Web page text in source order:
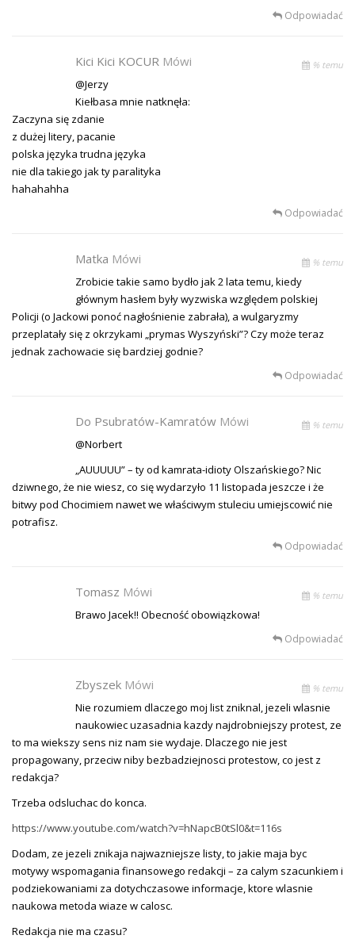
Odpowiadać
Kici Kici KOCUR Mówi % temu
@Jerzy
Kiełbasa mnie natknęła:
Zaczyna się zdanie
z dużej litery, pacanie
polska języka trudna języka
nie dla takiego jak ty paralityka
hahahahha
Odpowiadać
Matka Mówi % temu
Zrobicie takie samo bydło jak 2 lata temu, kiedy
głównym hasłem były wyzwiska względem polskiej
Policji (o Jackowi ponoć nagłośnienie zabrała), a wulgaryzmy
przeplatały się z okrzykami „prymas Wyszyński”? Czy może teraz
jednak zachowacie się bardziej godnie?
Odpowiadać
Do Psubratów-Kamratów Mówi % temu
@Norbert
„AUUUUU” – ty od kamrata-idioty Olszańskiego? Nic
dziwnego, że nie wiesz, co się wydarzyło 11 listopada jeszcze i że
bitwy pod Chocimiem nawet we właściwym stuleciu umiejscowić nie
potrafisz.
Odpowiadać
Tomasz Mówi % temu
Brawo Jacek!! Obecność obowiązkowa!
Odpowiadać
Zbyszek Mówi % temu
Nie rozumiem dlaczego moj list zniknal, jezeli wlasnie
naukowiec uzasadnia kazdy najdrobniejszy protest, ze
to ma wiekszy sens niz nam sie wydaje. Dlaczego nie jest
propagowany, przeciw niby bezbadziejnosci protestow, co jest z
redakcja?
Trzeba odsluchac do konca.
https://www.youtube.com/watch?v=hNapcB0tSl0&t=116s
Dodam, ze jezeli znikaja najwazniejsze listy, to jakie maja byc
motywy wspomagania finansowego redakcji – za calym szacunkiem i
podziekowaniami za dotychczasowe informacje, ktore wlasnie
naukowa metoda wiaze w calosc.
Redakcja nie ma czasu?